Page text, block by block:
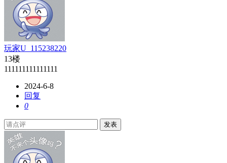
玩家U_115238220
13楼
111111111111111
2024-6-8
回复
0
发表